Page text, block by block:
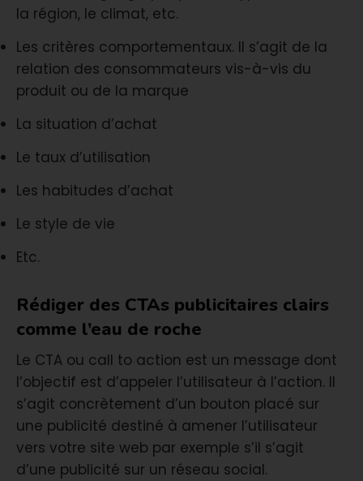
la région, le climat, etc.
Les critères comportementaux. Il s’agit de la
relation des consommateurs vis-à-vis du
produit ou de la marque
La situation d’achat
Le taux d’utilisation
Les habitudes d’achat
Le style de vie
Etc.
Rédiger des CTAs publicitaires clairs
comme l’eau de roche
Le CTA ou call to action est un message dont
l’objectif est d’appeler l’utilisateur à l’action. Il
s’agit concrètement d’un bouton placé sur
une publicité destiné à amener l’utilisateur
vers votre site web par exemple s’il s’agit
d’une publicité sur un réseau social.